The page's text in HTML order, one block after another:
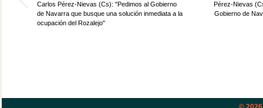
Carlos Pérez-Nievas (Cs): "Pedimos al Gobierno
de Navarra que busque una solución inmediata a la
ocupación del Rozalejo"
Pérez-Nievas
Gobierno de